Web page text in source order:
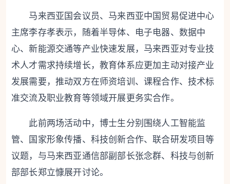
马来西亚国会议员、马来西亚中国贸易促进中心
主席李存孝表示，随着半导体、电子电器、数据中
心、新能源交通等产业快速发展，马来西亚对专业技
术人才需求持续增长，教育体系应更加主动对接产业
发展需要，推动双方在师资培训、课程合作、技术标
准交流及职业教育等领域开展更务实合作。
此前两场活动中，博士生分别围绕人工智能监
管、国家形象传播、科技创新合作、联合研发项目等
议题，与马来西亚通信部副部长张念群、科技与创新
部部长郑立慷展开讨论。